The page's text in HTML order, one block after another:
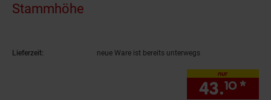
Stammhöhe
Lieferzeit: neue Ware ist bereits unterwegs
nur
43.10 *